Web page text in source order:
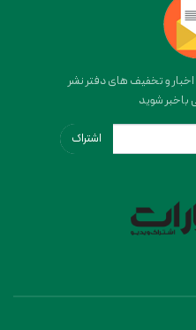
اخبار و تخفیف های دفتر نشر
باخبر شوید
اشتراک